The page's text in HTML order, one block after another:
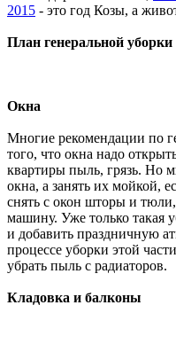
2015 - это год Козы, а
План генеральной
Окна
Многие рекомендации по
того, что окна надо
квартиры пыль, грязь. Но
окна, а занять их мойкой,
снять с окон шторы и
машину. Уже только такая
и добавить праздничную
процессе уборки этой
убрать пыль с радиаторов.
Кладовка и балконы